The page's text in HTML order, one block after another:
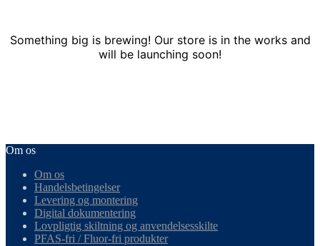
Something big is brewing! Our store is in the works and
will be launching soon!
Om os
Om os
Handelsbetingelser
Levering og montering
Digital dokumentering
Lovpligtig skiltning og anvendelsesskilte
PFAS-fri / Fluor-fri produkter